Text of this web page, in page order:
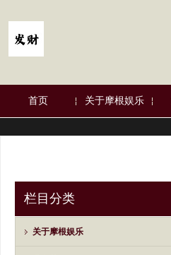
首页 关于摩根娱乐
栏目分类
关于摩根娱乐